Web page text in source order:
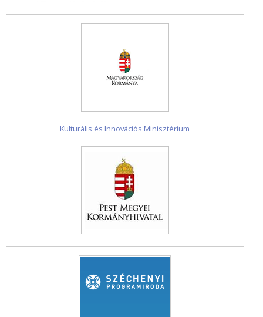
Kulturális és Innovációs Minisztérium